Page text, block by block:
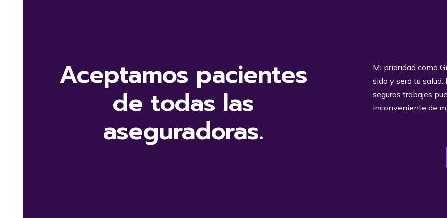
Aceptamos pacientes
de todas las
aseguradoras.
Mi prioridad como
sido y será tu
seguros trabajes
inconveniente de